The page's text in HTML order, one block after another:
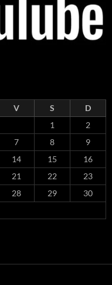
V S
D
1
2
7 8
9
14 15
16
21 22
23
28 29
30